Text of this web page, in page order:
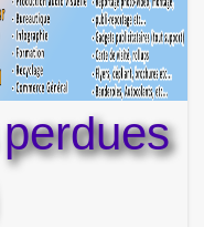
perdues